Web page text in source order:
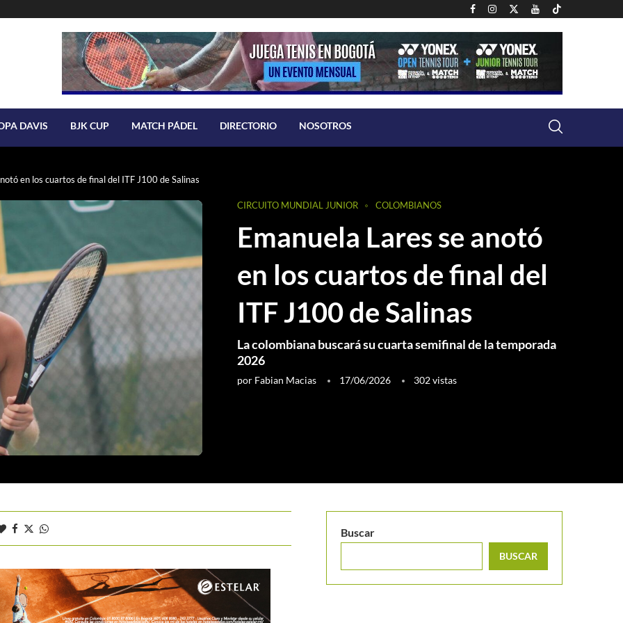
DAVIS BJK CUP MATCH PÁDEL DIRECTORIO NOSOTROS
en los cuartos de final del ITF J100 de Salinas
CIRCUITO MUNDIAL JUNIOR COLOMBIANOS
Emanuela Lares se anotó
en los cuartos de final del
ITF J100 de Salinas
La colombiana buscará su cuarta semifinal de la temporada
2026
por Fabian Macias 17/06/2026 302vistas
Buscar
BUSCAR